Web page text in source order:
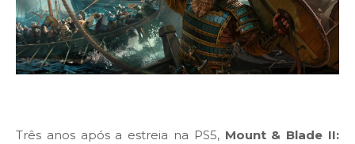
Três anos após a estreia na PS5, Mount & Blade II: